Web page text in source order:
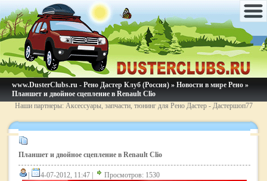
www.DusterClubs.ru - Рено Дастер Клуб (Россия) » Новости в мире Рено »
Планшет и двойное сцепление в Renault Clio
Наши партнеры: Аксессуары, запчасти, тюнинг для Рено Дастер - Дастершоп77
Планшет и двойное сцепление в Renault Clio
4-07-2012, 11:47 | Просмотров: 1530